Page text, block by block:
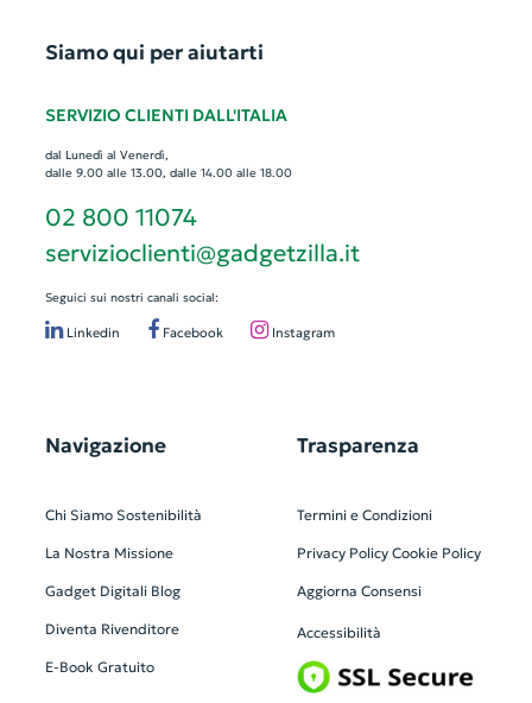
Siamo qui per aiutarti
SERVIZIO CLIENTI DALL'ITALIA
dal Lunedì al Venerdì,
dalle 9.00 alle 13.00, dalle 14.00 alle 18.00
02 800 11074
servizioclienti@gadgetzilla.it
Seguici sui nostri canali social:
Linkedin Facebook Instagram
Navigazione
Chi Siamo Sostenibilità
La Nostra Missione
Gadget Digitali Blog
Diventa Rivenditore
E-Book Gratuito
Trasparenza
Termini e Condizioni
Privacy Policy Cookie Policy
Aggiorna Consensi
Accessibilità